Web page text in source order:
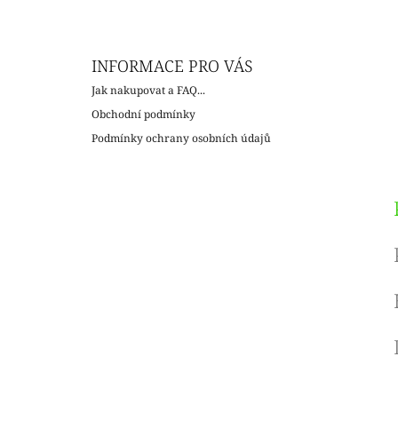
INFORMACE PRO VÁS
Jak nakupovat a FAQ...
Obchodní podmínky
Podmínky ochrany osobních údajů